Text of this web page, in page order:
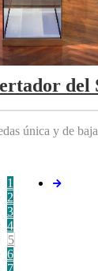
del
única y de
1
2
3
4
5
6
7